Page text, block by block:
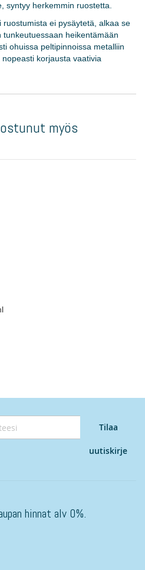
syntyy herkemmin ruostetta.
ei pysäytetä, alkaa se
heikentämään
ohuissa peltipinnoissa metalliin
korjausta vaativia
myös
Tilaa
uutiskirje
hinnat alv 0%.